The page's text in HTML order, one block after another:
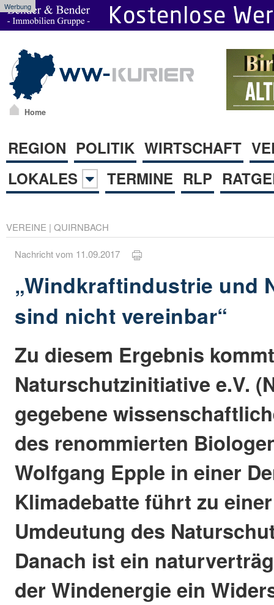
Werbung
Home
REGION POLITIK WIRTSCHAFT
LOKALES
TERMINE RLP
VEREINE | QUIRNBACH
Nachricht vom 11.09.2017
„Windkraftindustrie und
sind nicht vereinbar“
Zu diesem Ergebnis
Naturschutzinitiative e.V.
gegebene
des renommierten
Wolfgang Epple in einer
Klimadebatte führt zu
Umdeutung des
Danach ist ein
der Windenergie ein